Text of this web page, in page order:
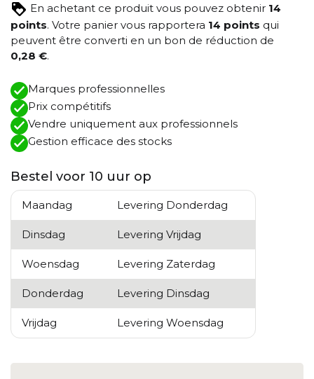
En achetant ce produit vous pouvez obtenir 14
points. Votre panier vous rapportera 14 points qui
peuvent être converti en un bon de réduction de
0,28 €.
Marques professionnelles
Prix ​​compétitifs
Vendre uniquement aux professionnels
Gestion efficace des stocks
Bestel voor 10 uur op
Maandag Levering Donderdag
Dinsdag Levering Vrijdag
Woensdag Levering Zaterdag
Donderdag Levering Dinsdag
Vrijdag Levering Woensdag